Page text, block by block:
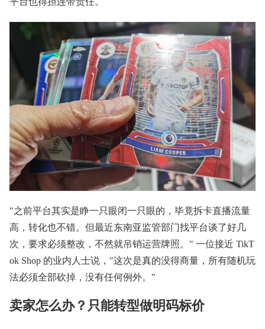
"之前平台其实是睁一只眼闭一只眼的，毕竟拆卡直播流量
高，转化也不错。但最近东南亚监管部门找平台谈了好几
次，要求必须整改，不然就吊销运营牌照。" 一位接近 TikT
ok Shop 的业内人士说，"这次是真的没得商量，所有随机玩
法必须全部砍掉，没有任何例外。"
卖家怎么办？只能转型做明码标价